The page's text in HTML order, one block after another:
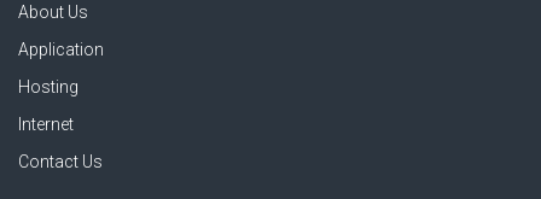
About Us
Application
Hosting
Internet
Contact Us